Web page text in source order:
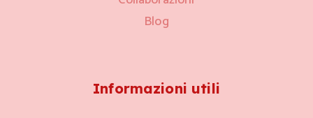
Blog
Informazioni utili